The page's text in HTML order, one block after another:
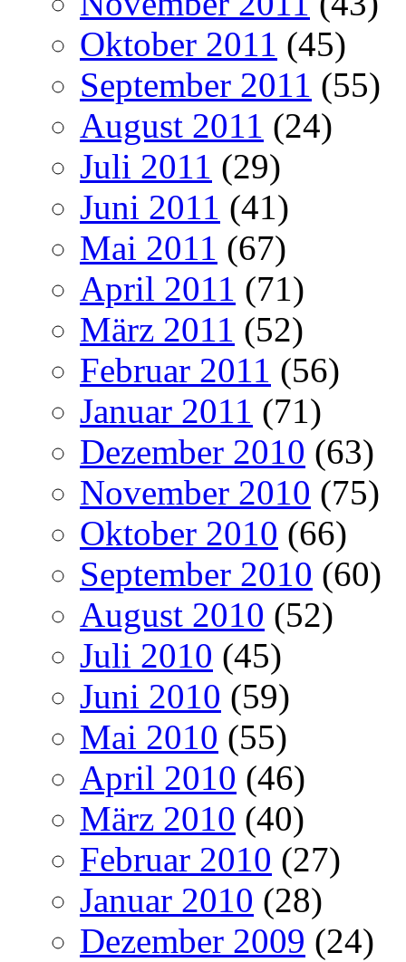
Oktober 2011 (45)
September 2011 (55)
August 2011 (24)
Juli 2011 (29)
Juni 2011 (41)
Mai 2011 (67)
April 2011 (71)
März 2011 (52)
Februar 2011 (56)
Januar 2011 (71)
Dezember 2010 (63)
November 2010 (75)
Oktober 2010 (66)
September 2010 (60)
August 2010 (52)
Juli 2010 (45)
Juni 2010 (59)
Mai 2010 (55)
April 2010 (46)
März 2010 (40)
Februar 2010 (27)
Januar 2010 (28)
Dezember 2009 (24)